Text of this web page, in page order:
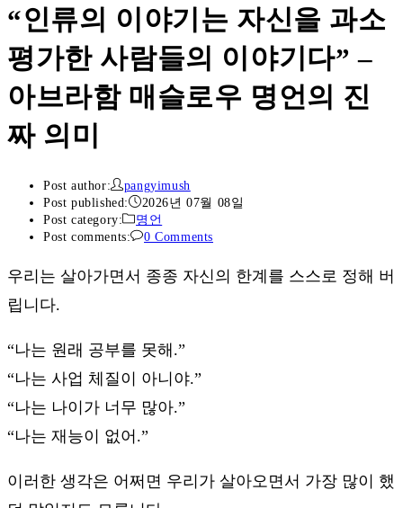
“인류의 이야기는 자신을 과소
평가한 사람들의 이야기다” –
아브라함 매슬로우 명언의 진
짜 의미
Post author:
pangyimush
Post published:
2026년 07월 08일
Post category:
명언
Post comments:
0 Comments
우리는 살아가면서 종종 자신의 한계를 스스로 정해 버
립니다.
“나는 원래 공부를 못해.”
“나는 사업 체질이 아니야.”
“나는 나이가 너무 많아.”
“나는 재능이 없어.”
이러한 생각은 어쩌면 우리가 살아오면서 가장 많이 했